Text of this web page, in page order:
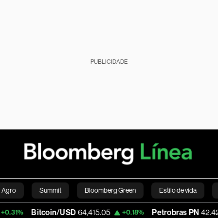
PUBLICIDADE
Agro Summit Bloomberg Green Estilo de vida
pessoais Viagens Internacional Brasil
Bitcoin/USD 64,415.05 +0.18% Petrobras PN 42.42 -